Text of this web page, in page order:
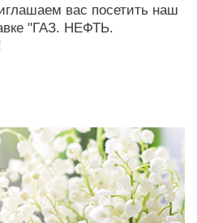
вас посетить наш
"ГАЗ. НЕФТЬ.